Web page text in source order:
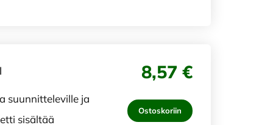
suunnitteleville ja
sisältää
8,57 €
Ostoskoriin